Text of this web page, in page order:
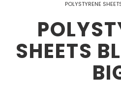
POLYSTYRENE
SHEETS